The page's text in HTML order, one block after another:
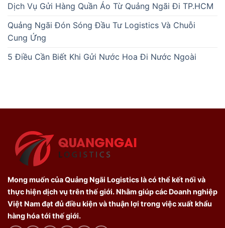
Dịch Vụ Gửi Hàng Quần Áo Từ Quảng Ngãi Đi TP.HCM
Quảng Ngãi Đón Sóng Đầu Tư Logistics Và Chuỗi
Cung Ứng
5 Điều Cần Biết Khi Gửi Nước Hoa Đi Nước Ngoài
Mong muốn của Quảng Ngãi Logistics là có thể kết nối và
thực hiện dịch vụ trên thế giới. Nhằm giúp các Doanh nghiệp
Việt Nam đạt đủ điều kiện và thuận lợi trong việc xuất khẩu
hàng hóa tới thế giới.